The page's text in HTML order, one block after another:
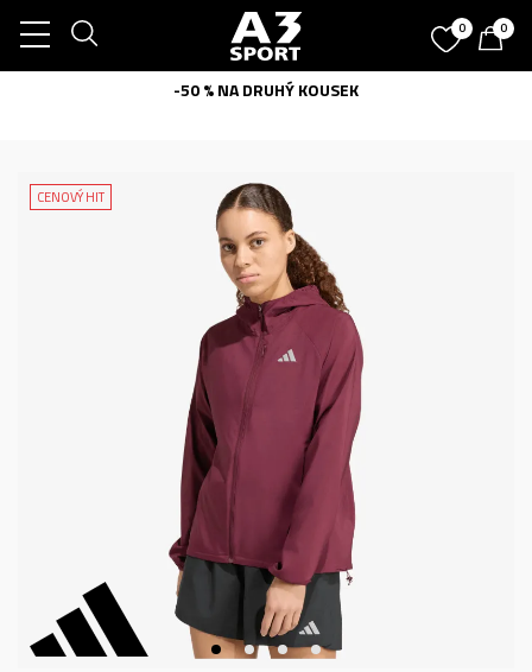
0 0
-50 % NA DRUHÝ KOUSEK
CENOVÝ HIT